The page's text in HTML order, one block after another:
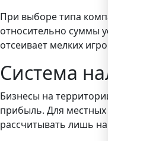
При выборе типа компании
относительно суммы
отсеивает мелких игроков.
Система
Бизнесы на территории
прибыль. Для местных
рассчитывать лишь на